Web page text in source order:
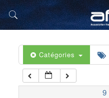
Catégories
9
5 h 00 min
6 h 00 min
7 h 00 min